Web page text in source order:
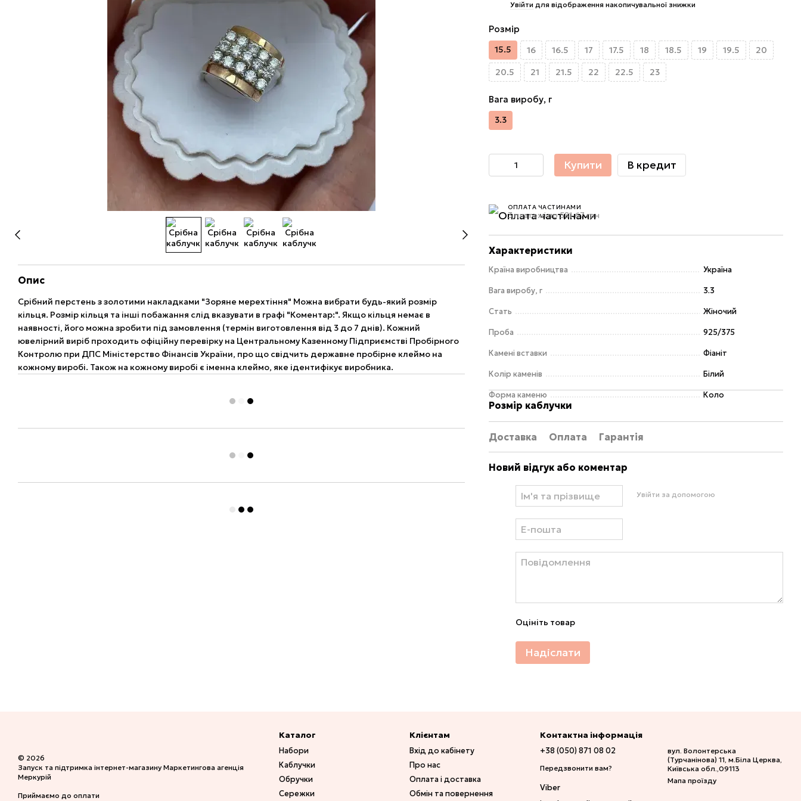
Опис
Срібний перстень з золотими накладками "Зоряне мерехтіння" Можна вибрати будь-який розмір
кільця. Розмір кільця та інші побажання слід вказувати в графі "Коментар:". Якщо кільця немає в
наявності, його можна зробити під замовлення (термін виготовлення від 3 до 7 днів). Кожний
ювелірний виріб проходить офіційну перевірку на Центральному Казенному Підприємстві Пробірного
Контролю при ДПС Міністерство Фінансів України, про що свідчить державне пробірне клеймо на
кожному виробі. Також на кожному виробі є іменна клеймо, яке ідентифікує виробника.
Увійти для відображення накопичувальної знижки
Розмір
15.5 16 16.5 17 17.5 18 18.5 19 19.5 20
20.5 21 21.5 22 22.5 23
Вага виробу, г
3.3
Купити В кредит
ОПЛАТА ЧАСТИНАМИ
3 платежі по 581.67 грн
Характеристики
Країна виробництва Україна
Вага виробу, г 3.3
Стать Жіночий
Проба 925/375
Камені вставки Фіаніт
Колір каменів Білий
Форма каменю Коло
Розмір каблучки
Доставка Оплата Гарантія
Новий відгук або коментар
Увійти за допомогою
Оцініть товар
Надіслати
© 2026
Запуск та підтримка інтернет-магазину Маркетингова агенція
Меркурій
Приймаємо до оплати
Каталог
Набори
Каблучки
Обручки
Сережки
Клієнтам
Вхід до кабінету
Про нас
Оплата і доставка
Обмін та повернення
Контактна інформація
+38 (050) 871 08 02
Передзвонити вам?
Viber
вул. Волонтерська
(Турчанінова) 11, м.Біла Церква,
Київська обл.,09113
Мапа проїзду